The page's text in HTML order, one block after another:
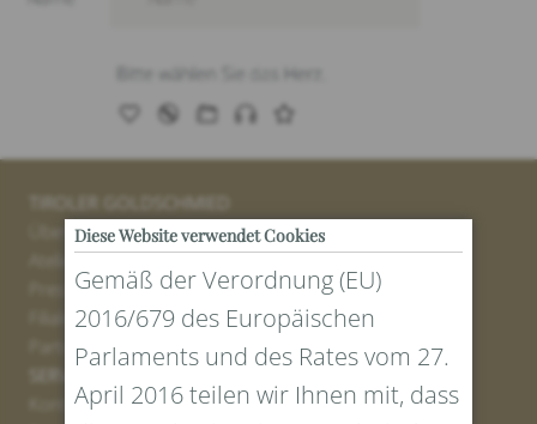
TIROLER GOLDSCHMIED
Über uns
Atelier
Presse
Filialen
Partner
Kontakt
Diese Website verwendet Cookies
Gemäß der Verordnung (EU)
2016/679 des Europäischen
Parlaments und des Rates vom 27.
April 2016 teilen wir Ihnen mit, dass